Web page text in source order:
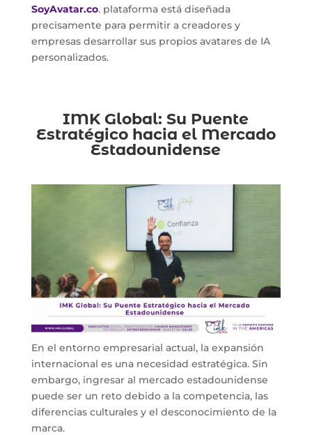
SoyAvatar.co. plataforma está diseñada
precisamente para permitir a creadores y
empresas desarrollar sus propios avatares de IA
personalizados.
IMK Global: Su Puente
Estratégico hacia el Mercado
Estadounidense
En el entorno empresarial actual, la expansión
internacional es una necesidad estratégica. Sin
embargo, ingresar al mercado estadounidense
puede ser un reto debido a la competencia, las
diferencias culturales y el desconocimiento de la
marca.